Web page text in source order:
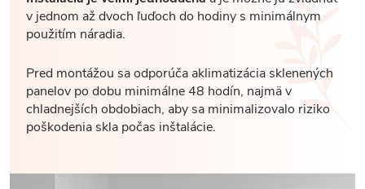
v jednom až dvoch ľuďoch do hodiny s minimálnym
použitím náradia.
Pred montážou sa odporúča aklimatizácia sklenených
panelov po dobu minimálne 48 hodín, najmä v
chladnejších obdobiach, aby sa minimalizovalo riziko
poškodenia skla počas inštalácie.